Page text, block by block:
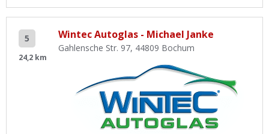
5
24,2 km
Wintec Autoglas - Michael Janke
Gahlensche Str. 97, 44809 Bochum